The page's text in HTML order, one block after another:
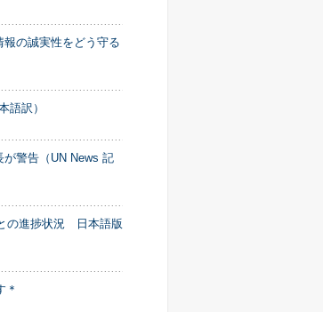
の誠実性をどう守る
語訳）
が警告（UN News 記
の進捗状況 日本語版
＊